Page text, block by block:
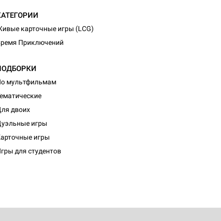
карточные игры (LCG)
Приключений
мультфильмам
двоих
игры
игры
для студентов
Монстры